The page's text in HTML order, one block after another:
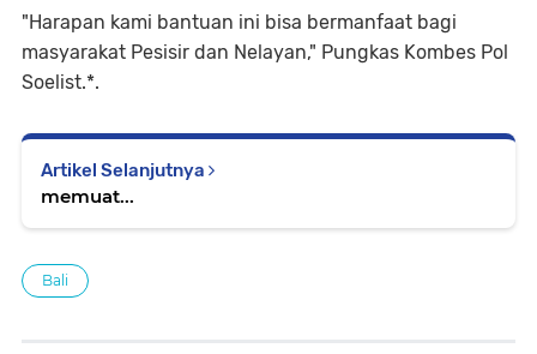
"Harapan kami bantuan ini bisa bermanfaat bagi
masyarakat Pesisir dan Nelayan," Pungkas Kombes Pol
Soelist.*.
Artikel Selanjutnya
memuat...
Bali